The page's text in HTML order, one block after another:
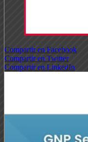
Compartir en Facebook
Compartir en Twitter
Compartir en LinkedIn